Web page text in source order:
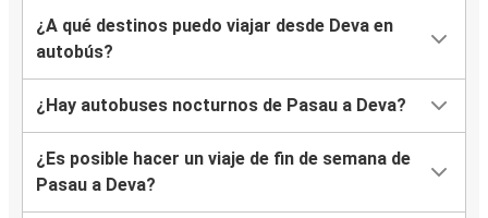
¿A qué destinos puedo viajar desde Deva en
autobús?
¿Hay autobuses nocturnos de Pasau a Deva?
¿Es posible hacer un viaje de fin de semana de
Pasau a Deva?